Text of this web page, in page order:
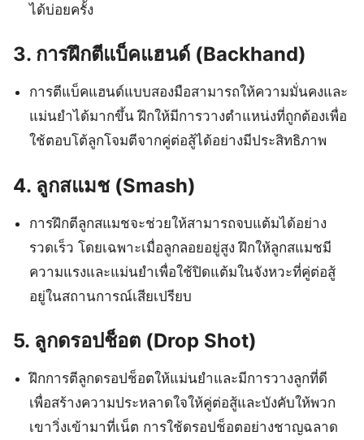
ได้บ่อยครั้ง
3. การฝึกตีแบ็คแฮนด์ (Backhand)
การตีแบ็คแฮนด์แบบสองมือสามารถให้ความมั่นคงและ
แม่นยำได้มากขึ้น ฝึกให้มีการวางตำแหน่งที่ถูกต้องเพื่อ
ใช้ตอบโต้ลูกโจมตีจากคู่ต่อสู้ได้อย่างมีประสิทธิภาพ
4. ลูกสแมช (Smash)
การฝึกตีลูกสแมชจะช่วยให้สามารถจบแต้มได้อย่าง
รวดเร็ว โดยเฉพาะเมื่อลูกลอยอยู่สูง ฝึกให้ลูกสแมชมี
ความแรงและแม่นยำเพื่อใช้ปิดแต้มในจังหวะที่คู่ต่อสู้
อยู่ในสถานการณ์เสียเปรียบ
5. ลูกดรอปช็อต (Drop Shot)
ฝึกการตีลูกดรอปช็อตให้แม่นยำและมีการวางลูกที่ดี
เพื่อสร้างความประหลาดใจให้คู่ต่อสู้และบังคับให้พวก
เขาวิ่งเข้ามาที่เน็ต การใช้ดรอปช็อตอย่างชาญฉลาด